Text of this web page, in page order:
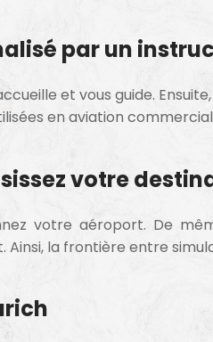
par un
et vous guide.
en aviation
votre
votre aéroport. De
la frontière entre